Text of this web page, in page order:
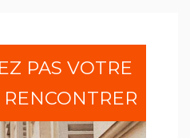
PAS VOTRE